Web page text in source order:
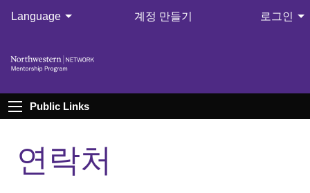
Language 계정 만들기 로그인
Public Links
연락처